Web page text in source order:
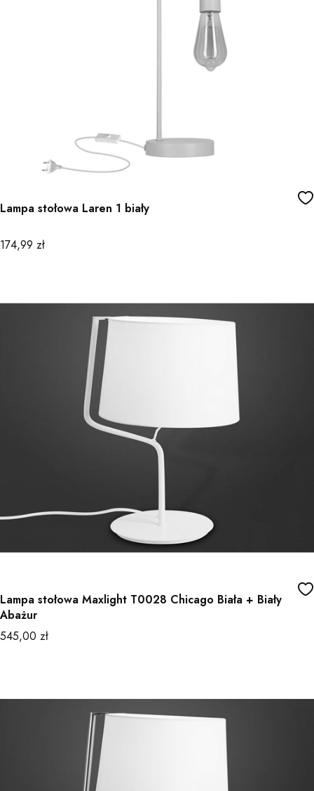
Lampa stołowa Laren 1 biały
Cena
174,99 zł
Lampa stołowa Maxlight T0028 Chicago Biała + Biały
Abażur
Cena
545,00 zł